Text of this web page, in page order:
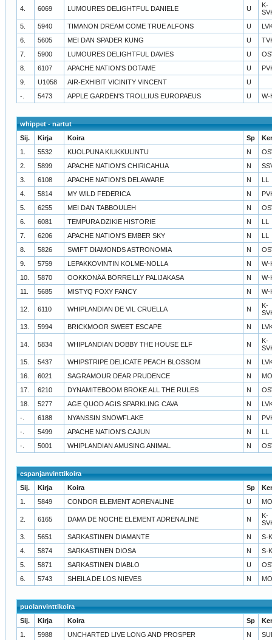
4. 6069 LUMOURES DELIGHTFUL DANIELE U
K-
5.
5940 TIMANON DREAM COME TRUE ALFONS U
6.
5605 MEI DAN SPADER KUNG U
7.
5900 LUMOURES DELIGHTFUL DAVIES U
8.
6107 APACHE NATION'S DOTAME U
9.
U1058 AIR-EXHIBIT VICINITY VINCENT
U
-.
5473 APPLE GARDEN'S TROLLIUS EUROPAEUS U W-
whippet - nartut
Sij.
Kirja Koira Sp
1.
5532 KUOLPUNA KIUKKULINTU N
2.
5899 APACHE NATION'S CHIRICAHUA N
3.
6108 APACHE NATION'S DELAWARE N
LL
4.
5814 MY WILD FEDERICA N
5.
6255 MEI DAN TABBOULEH N
6.
6081 TEMPURA DZIKIE HISTORIE N
LL
7.
6206 APACHE NATION'S EMBER SKY N
LL
8.
5826 SWIFT DIAMONDS ASTRONOMIA N
9.
5759 LEPAKKOVINTIN KOLME-NOLLA N
W-
10.
5870 OOKKONÄÄ BÖRREILLY PALIJAKASA N
W-
11.
5685 MISTYQ FOXY FANCY N W-
12. 6110 WHIPLANDIAN DE VIL CRUELLA N
K-
13.
5994 BRICKMOOR SWEET ESCAPE N
14. 5834 WHIPLANDIAN DOBBY THE HOUSE ELF N
K-
15.
5437 WHIPSTRIPE DELICATE PEACH BLOSSOM N
16.
6021 SAGRAMOUR DEAR PRUDENCE N
17.
6210 DYNAMITEBOOM BROKE ALL THE RULES N
18.
5277 AGE QUOD AGIS SPARKLING CAVA N
-.
6188 NYANSSIN SNOWFLAKE N
-.
5499 APACHE NATION'S CAJUN N
LL
-.
5001 WHIPLANDIAN AMUSING ANIMAL N
espanjanvinttikoira
Sij.
Kirja Koira Sp
1.
5849 CONDOR ELEMENT ADRENALINE U
2. 6165 DAMA DE NOCHE ELEMENT ADRENALINE N
K-
3.
5651 SARKASTINEN DIAMANTE N
S-
4.
5874 SARKASTINEN DIOSA N
S-
5.
5871 SARKASTINEN DIABLO U
6.
5743 SHEILA DE LOS NIEVES N
puolanvinttikoira
Sij.
Kirja Koira Sp
1.
5988 UNCHARTED LIVE LONG AND PROSPER N